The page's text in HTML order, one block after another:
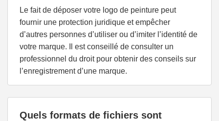
Le fait de déposer votre logo de peinture peut
fournir une protection juridique et empêcher
d’autres personnes d’utiliser ou d’imiter l’identité de
votre marque. Il est conseillé de consulter un
professionnel du droit pour obtenir des conseils sur
l’enregistrement d’une marque.
Quels formats de fichiers sont